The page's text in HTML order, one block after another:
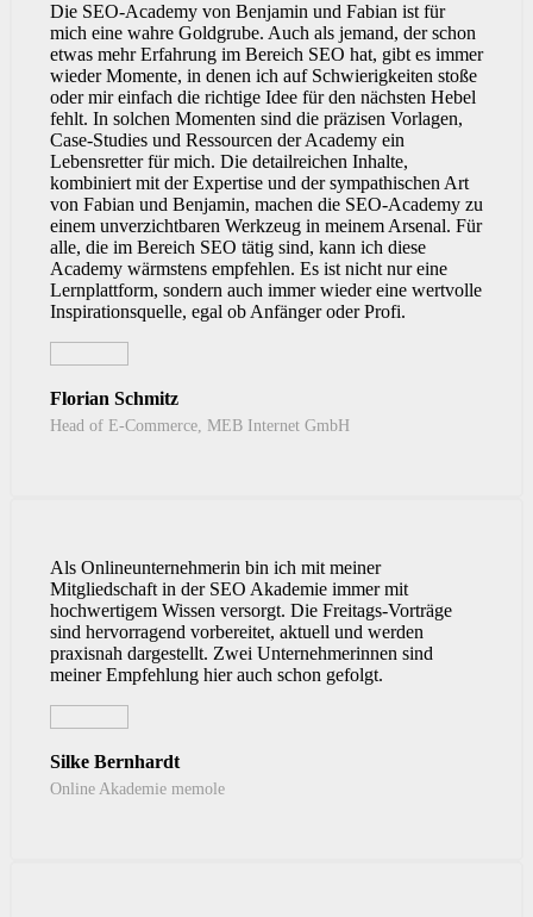
Die SEO-Academy von Benjamin und Fabian ist für
mich eine wahre Goldgrube. Auch als jemand, der schon
etwas mehr Erfahrung im Bereich SEO hat, gibt es immer
wieder Momente, in denen ich auf Schwierigkeiten stoße
oder mir einfach die richtige Idee für den nächsten Hebel
fehlt. In solchen Momenten sind die präzisen Vorlagen,
Case-Studies und Ressourcen der Academy ein
Lebensretter für mich. Die detailreichen Inhalte,
kombiniert mit der Expertise und der sympathischen Art
von Fabian und Benjamin, machen die SEO-Academy zu
einem unverzichtbaren Werkzeug in meinem Arsenal. Für
alle, die im Bereich SEO tätig sind, kann ich diese
Academy wärmstens empfehlen. Es ist nicht nur eine
Lernplattform, sondern auch immer wieder eine wertvolle
Inspirationsquelle, egal ob Anfänger oder Profi.
Florian Schmitz
Head of E-Commerce, MEB Internet GmbH
Als Onlineunternehmerin bin ich mit meiner
Mitgliedschaft in der SEO Akademie immer mit
hochwertigem Wissen versorgt. Die Freitags-Vorträge
sind hervorragend vorbereitet, aktuell und werden
praxisnah dargestellt. Zwei Unternehmerinnen sind
meiner Empfehlung hier auch schon gefolgt.
Silke Bernhardt
Online Akademie memole